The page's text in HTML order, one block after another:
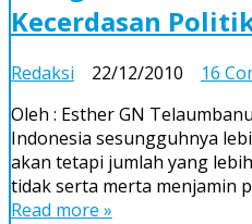
Kecerdasan
Redaksi 22/12/2010 16
Oleh : Esther GN
Indonesia sesungguhnya
akan tetapi jumlah yang
tidak serta merta menjamin
Read more »